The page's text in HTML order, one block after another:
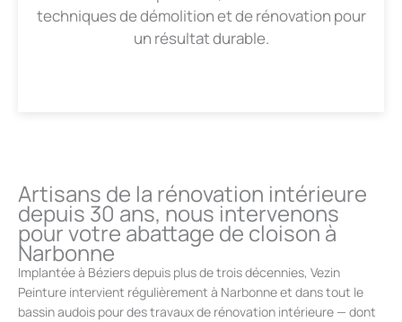
techniques de démolition et de rénovation pour
un résultat durable.
Artisans de la rénovation intérieure
depuis 30 ans, nous intervenons
pour votre abattage de cloison à
Narbonne
Implantée à Béziers depuis plus de trois décennies, Vezin
Peinture intervient régulièrement à Narbonne et dans tout le
bassin audois pour des travaux de rénovation intérieure — dont